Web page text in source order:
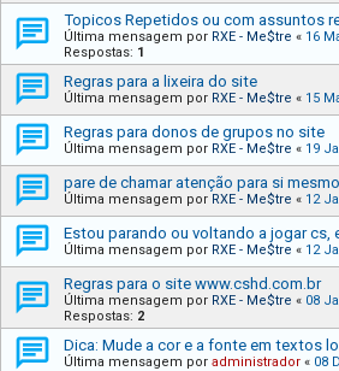
Topicos Repetidos ou com assuntos
Última mensagem por RXE - Me$tre « 16
Respostas: 1
Regras para a lixeira do site
Última mensagem por RXE - Me$tre « 15
Regras para donos de grupos no site
Última mensagem por RXE - Me$tre « 19
pare de chamar atenção para si
Última mensagem por RXE - Me$tre « 12
Estou parando ou voltando a jogar cs,
Última mensagem por RXE - Me$tre « 12
Regras para o site www.cshd.com.br
Última mensagem por RXE - Me$tre « 08
Respostas: 2
Dica: Mude a cor e a fonte em textos
Última mensagem por administrador « 08